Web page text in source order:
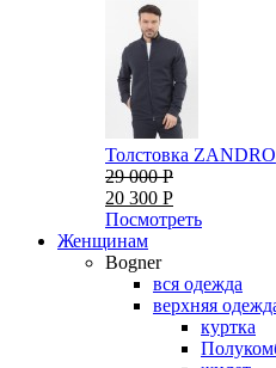
Толстовка ZANDRO
29 000 Р
20 300 Р
Посмотреть
Женщинам
Bogner
вся одежда
верхняя
куртка